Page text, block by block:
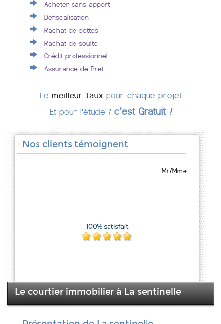
Acheter sans apport
Défiscalisation
Rachat de dettes
Rachat de soulte
Crédit professionnel
Assurance de Pret
Le meilleur taux pour chaque projet
Et pour l'étude ? c'est Gratuit !
Nos clients témoignent
Mr/Mme .
Le courtier immobilier à La sentinelle